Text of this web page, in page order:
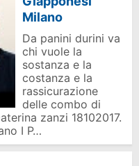
Milano
Da panini durini va
chi vuole la
sostanza e la
costanza e la
rassicurazione
delle combo di
zanzi 18102017.
I P…